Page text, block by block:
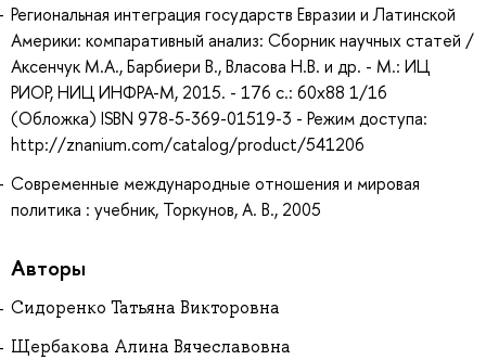
Региональная интеграция государств Евразии и Латинской
Америки: компаративный анализ: Сборник научных статей /
Аксенчук М.А., Барбиери В., Власова Н.В. и др. - М.: ИЦ
РИОР, НИЦ ИНФРА-М, 2015. - 176 с.: 60x88 1/16
(Обложка) ISBN 978-5-369-01519-3 - Режим доступа:
http://znanium.com/catalog/product/541206
Современные международные отношения и мировая
политика : учебник, Торкунов, А. В., 2005
Авторы
Сидоренко Татьяна Викторовна
Щербакова Алина Вячеславовна